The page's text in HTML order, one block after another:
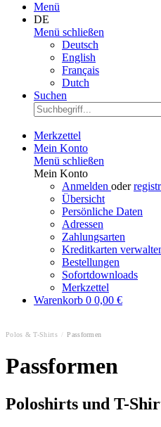
Menü
DE
Menü schließen
Deutsch
English
Français
Dutch
Suchen
Merkzettel
Mein Konto
Menü schließen
Mein Konto
Anmelden oder
Übersicht
Persönliche Daten
Adressen
Zahlungsarten
Kreditkarten
Bestellungen
Sofortdownloads
Merkzettel
Warenkorb 0 0,00 €
Polos & T-Shirts Passformen
Passformen
Poloshirts und T-